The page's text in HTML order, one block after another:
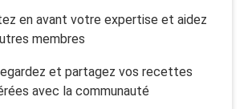
en avant votre expertise et aidez
membres
et partagez vos recettes
avec la communauté